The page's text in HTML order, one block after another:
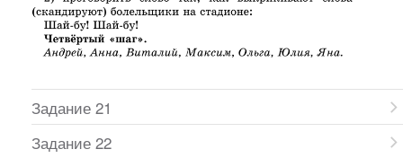
Задание 21
Задание 22